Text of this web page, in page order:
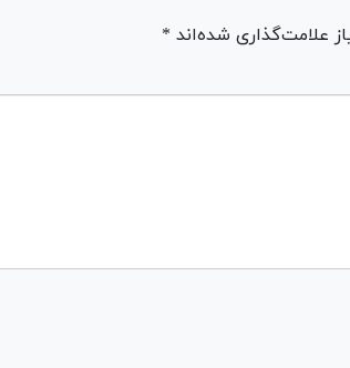
علامت‌گذاری شده‌اند *